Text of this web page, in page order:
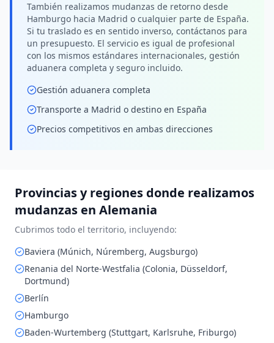
También realizamos mudanzas de retorno desde
Hamburgo hacia Madrid o cualquier parte de España.
Si tu traslado es en sentido inverso, contáctanos para
un presupuesto. El servicio es igual de profesional
con los mismos estándares internacionales, gestión
aduanera completa y seguro incluido.
Gestión aduanera completa
Transporte a Madrid o destino en España
Precios competitivos en ambas direcciones
Provincias y regiones donde realizamos
mudanzas en Alemania
Cubrimos todo el territorio, incluyendo:
Baviera (Múnich, Núremberg, Augsburgo)
Renania del Norte-Westfalia (Colonia, Düsseldorf,
Dortmund)
Berlín
Hamburgo
Baden-Wurtemberg (Stuttgart, Karlsruhe, Friburgo)